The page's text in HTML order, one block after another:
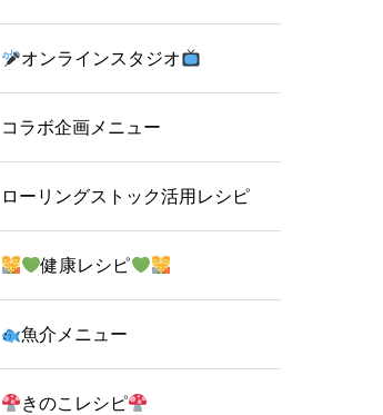
オンラインスタジオ
コラボ企画メニュー
ローリングストック活用レシピ
健康レシピ
魚介メニュー
きのこレシピ